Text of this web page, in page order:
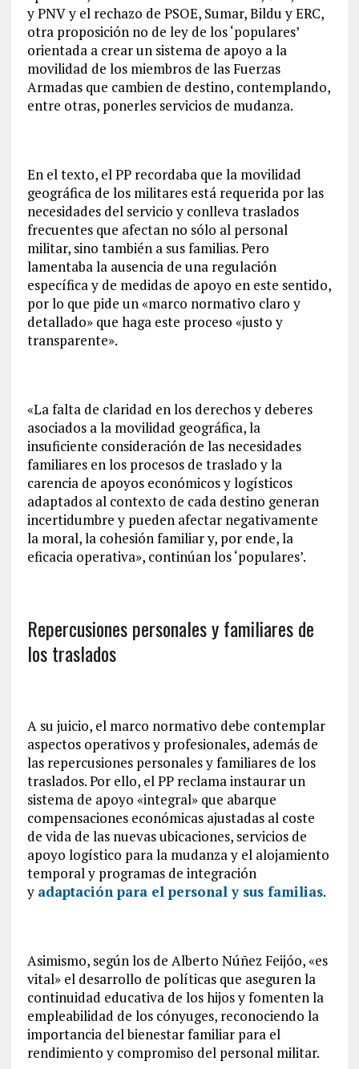
y PNV y el rechazo de PSOE, Sumar, Bildu y ERC,
otra proposición no de ley de los ‘populares’
orientada a crear un sistema de apoyo a la
movilidad de los miembros de las Fuerzas
Armadas que cambien de destino, contemplando,
entre otras, ponerles servicios de mudanza.
En el texto, el PP recordaba que la movilidad
geográfica de los militares está requerida por las
necesidades del servicio y conlleva traslados
frecuentes que afectan no sólo al personal
militar, sino también a sus familias. Pero
lamentaba la ausencia de una regulación
específica y de medidas de apoyo en este sentido,
por lo que pide un «marco normativo claro y
detallado» que haga este proceso «justo y
transparente».
«La falta de claridad en los derechos y deberes
asociados a la movilidad geográfica, la
insuficiente consideración de las necesidades
familiares en los procesos de traslado y la
carencia de apoyos económicos y logísticos
adaptados al contexto de cada destino generan
incertidumbre y pueden afectar negativamente
la moral, la cohesión familiar y, por ende, la
eficacia operativa», continúan los ‘populares’.
Repercusiones personales y familiares de
los traslados
A su juicio, el marco normativo debe contemplar
aspectos operativos y profesionales, además de
las repercusiones personales y familiares de los
traslados. Por ello, el PP reclama instaurar un
sistema de apoyo «integral» que abarque
compensaciones económicas ajustadas al coste
de vida de las nuevas ubicaciones, servicios de
apoyo logístico para la mudanza y el alojamiento
temporal y programas de integración
y adaptación para el personal y sus familias.
Asimismo, según los de Alberto Núñez Feijóo, «es
vital» el desarrollo de políticas que aseguren la
continuidad educativa de los hijos y fomenten la
empleabilidad de los cónyuges, reconociendo la
importancia del bienestar familiar para el
rendimiento y compromiso del personal militar.